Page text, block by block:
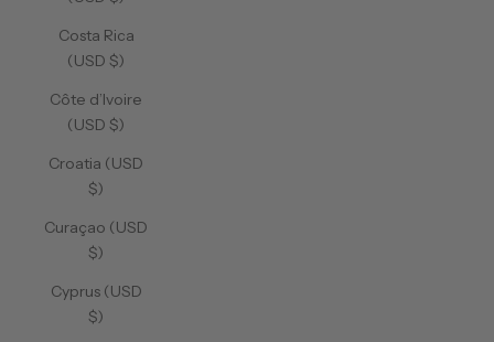
Costa Rica
(USD $)
Côte d’Ivoire
(USD $)
Croatia (USD
$)
Curaçao (USD
$)
Cyprus (USD
$)